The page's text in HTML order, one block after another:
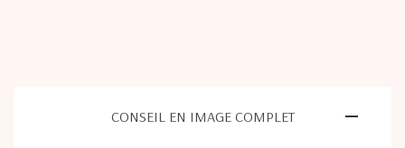
CONSEIL EN IMAGE COMPLET